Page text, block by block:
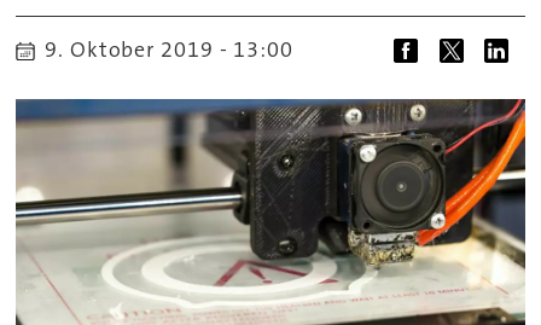
9. Oktober 2019 - 13:00